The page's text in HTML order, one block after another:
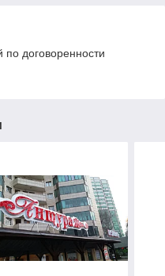
по договоренности